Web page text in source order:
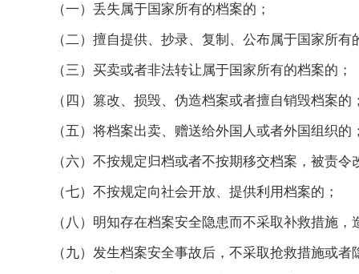
（一）丢失属于国家所有的档案的；
（二）擅自提供、抄录、复制、公布属于国家所有
（三）买卖或者非法转让属于国家所有的档案的；
（四）篡改、损毁、伪造档案或者擅自销毁档案的
（五）将档案出卖、赠送给外国人或者外国组织的
（六）不按规定归档或者不按期移交档案，被责
（七）不按规定向社会开放、提供利用档案的；
（八）明知存在档案安全隐患而不采取补救措施
（九）发生档案安全事故后，不采取抢救措施或